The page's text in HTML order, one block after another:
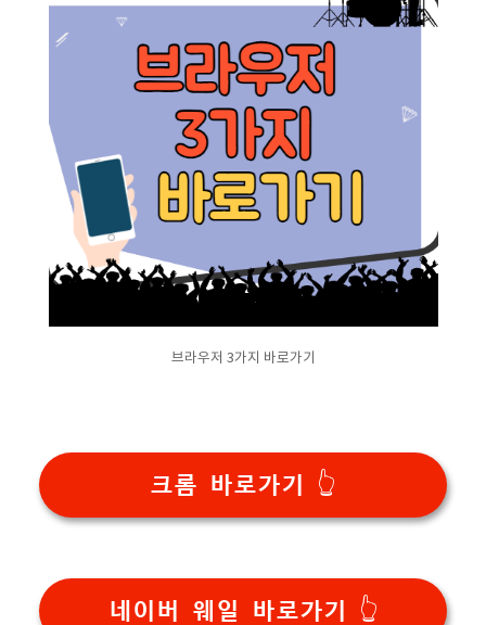
브라우저 3가지 바로가기
크롬 바로가기 👆
네이버 웨일 바로가기 👆